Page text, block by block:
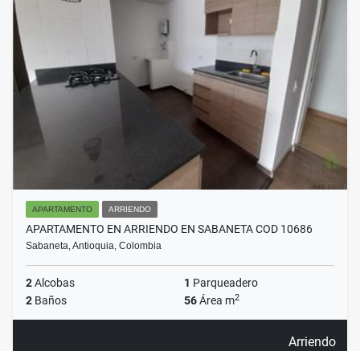
APARTAMENTO ARRIENDO
APARTAMENTO EN ARRIENDO EN SABANETA COD 10686
Sabaneta, Antioquia, Colombia
2Alcobas 1 Parqueadero
2 Baños 56Área m2
Arriendo